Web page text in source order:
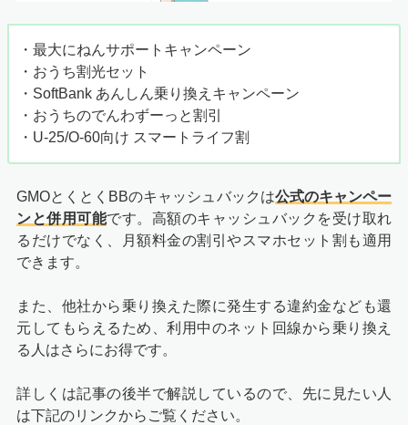
・最大にねんサポートキャンペーン
・おうち割光セット
・SoftBank あんしん乗り換えキャンペーン
・おうちのでんわずーっと割引
・U-25/O-60向け スマートライフ割
GMOとくとくBBのキャッシュバックは公式のキャンペー
ンと併用可能です。高額のキャッシュバックを受け取れ
るだけでなく、月額料金の割引やスマホセット割も適用
できます。
また、他社から乗り換えた際に発生する違約金なども還
元してもらえるため、利用中のネット回線から乗り換え
る人はさらにお得です。
詳しくは記事の後半で解説しているので、先に見たい人
は下記のリンクからご覧ください。